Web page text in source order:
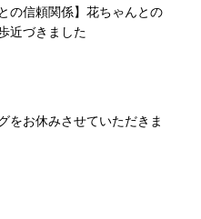
の信頼関係】花ちゃんとの
近づきました
をお休みさせていただきま